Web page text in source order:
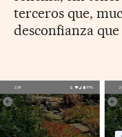
terceros que,
desconfianza